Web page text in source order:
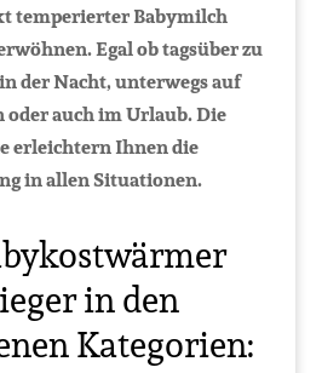
temperierter Babymilch
Egal ob tagsüber zu
der Nacht, unterwegs auf
auch im Urlaub. Die
erleichtern Ihnen die
in allen Situationen.
in den
Kategorien: